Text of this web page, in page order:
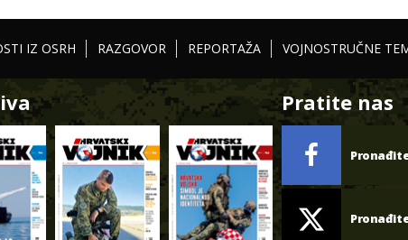
IZ OSRH RAZGOVOR REPORTAŽA VOJNOSTRUČNE
Pratite nas